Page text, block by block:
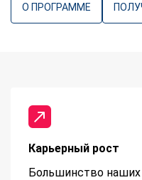
О ПРОГРАММЕ
Карьерный рост
Большинство